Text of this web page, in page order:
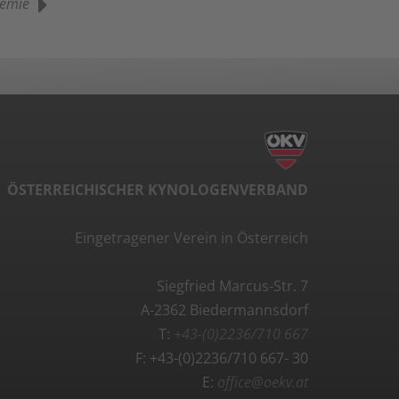
ÖSTERREICHISCHER KYNOLOGENVERBAND
Eingetragener Verein in Österreich
Siegfried Marcus-Str. 7
A-2362 Biedermannsdorf
T: +43-(0)2236/710 667
F: +43-(0)2236/710 667- 30
E: office@oekv.at